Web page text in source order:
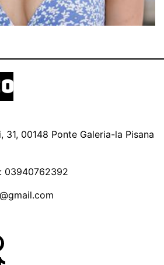
31, 00148 Ponte Galeria-la Pisana
03940762392